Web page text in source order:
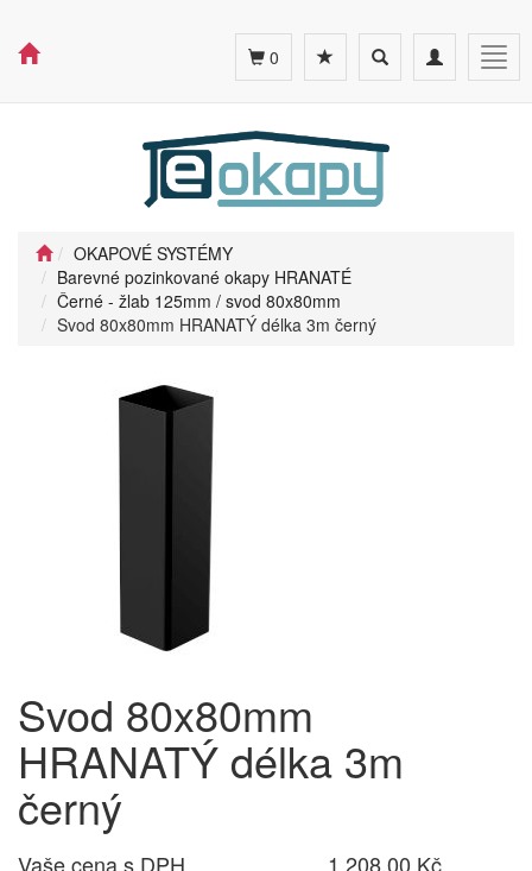
Toggle
navigation
Toggle
search
0
OKAPOVÉ SYSTÉMY
Barevné pozinkované okapy HRANATÉ
Černé - žlab 125mm / svod 80x80mm
Svod 80x80mm HRANATÝ délka 3m černý
Svod 80x80mm
HRANATÝ délka 3m
černý
Vaše cena s DPH
1 208,00 Kč